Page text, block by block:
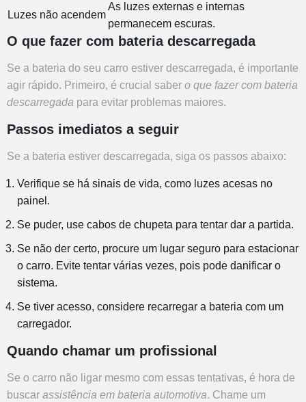
Luzes não acendem
As luzes externas e internas
permanecem escuras.
O que fazer com bateria descarregada
Se a bateria do seu carro estiver descarregada, é importante
agir rápido. Primeiro, é crucial saber o que fazer com bateria
descarregada para evitar problemas maiores.
Passos imediatos a seguir
Se a bateria estiver descarregada, siga os passos abaixo:
Verifique se há sinais de vida, como luzes acesas no
painel.
Se puder, use cabos de chupeta para tentar dar a partida.
Se não der certo, procure um lugar seguro para estacionar
o carro. Evite tentar várias vezes, pois pode danificar o
sistema.
Se tiver acesso, considere recarregar a bateria com um
carregador.
Quando chamar um profissional
Se o carro não ligar mesmo com essas tentativas, é hora de
buscar assistência em bateria automotiva. Chame um